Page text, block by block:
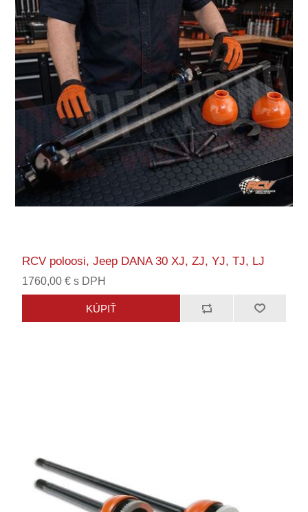
RCV poloosi, Jeep DANA 30 XJ, ZJ, YJ, TJ, LJ
1760,00 € s DPH